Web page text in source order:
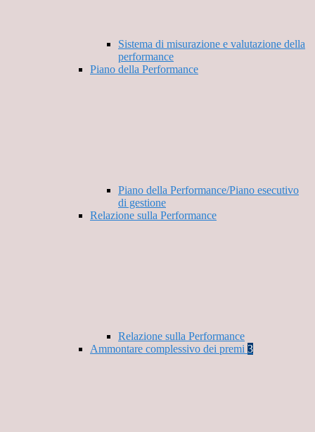
Sistema di misurazione e valutazione della
performance
Piano della Performance
Piano della Performance/Piano esecutivo
di gestione
Relazione sulla Performance
Relazione sulla Performance
Ammontare complessivo dei premi 3